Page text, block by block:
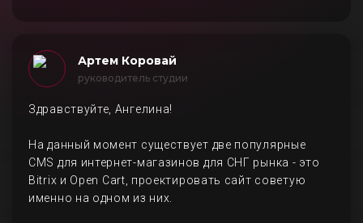
Артем Коровай
руководитель студии
Здравствуйте, Ангелина!
На данный момент существует две популярные
CMS для интернет-магазинов для СНГ рынка - это
Bitrix и Open Cart, проектировать сайт советую
именно на одном из них.